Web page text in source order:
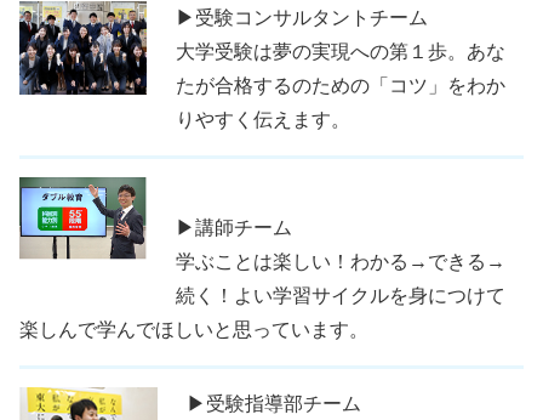
▶受験コンサルタントチーム
大学受験は夢の実現への第１歩。あな
たが合格するのための「コツ」をわか
りやすく伝えます。
▶講師チーム
学ぶことは楽しい！わかる→できる→
続く！よい学習サイクルを身につけて
楽しんで学んでほしいと思っています。
▶受験指導部チーム